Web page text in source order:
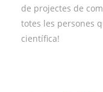
de projectes de
totes les persones
científica!